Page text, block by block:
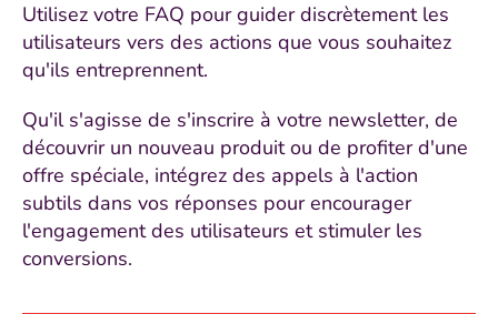
Utilisez votre FAQ pour guider discrètement les
utilisateurs vers des actions que vous souhaitez
qu'ils entreprennent.
Qu'il s'agisse de s'inscrire à votre newsletter, de
découvrir un nouveau produit ou de profiter d'une
offre spéciale, intégrez des appels à l'action
subtils dans vos réponses pour encourager
l'engagement des utilisateurs et stimuler les
conversions.